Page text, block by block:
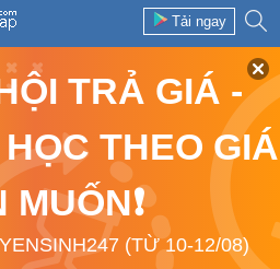
Tải ngay
TRẢ GIÁ -
THEO GIÁ
(TỪ 10-12/08)